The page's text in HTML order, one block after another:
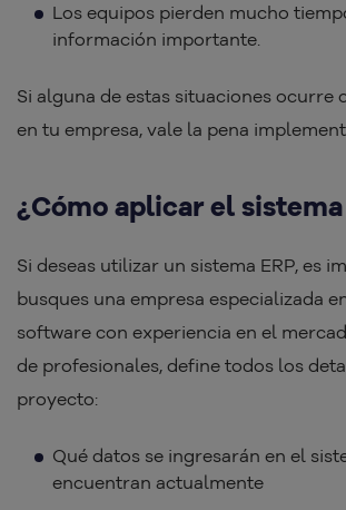
Los equipos pierden mucho
información importante.
Si alguna de estas situaciones ocurre
en tu empresa, vale la pena
¿Cómo aplicar el sistema
Si deseas utilizar un sistema ERP, es
busques una empresa especializada
software con experiencia en el
de profesionales, define todos los
proyecto:
Qué datos se ingresarán en el
encuentran actualmente